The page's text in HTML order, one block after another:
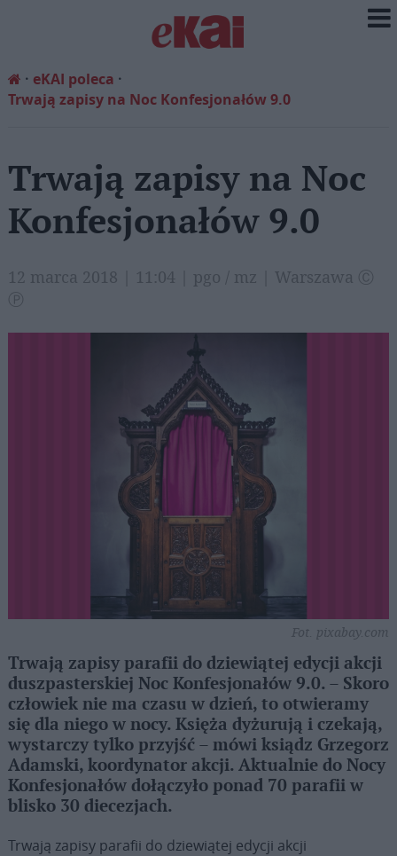
eKAI poleca
Trwają zapisy na Noc Konfesjonałów 9.0
Trwają zapisy na Noc
Konfesjonałów 9.0
12 marca 2018 | 11:04 | pgo / mz | Warszawa Ⓒ
Ⓟ
Fot. pixabay.com
Trwają zapisy parafii do dziewiątej edycji akcji
duszpasterskiej Noc Konfesjonałów 9.0. – Skoro
człowiek nie ma czasu w dzień, to otwieramy
się dla niego w nocy. Księża dyżurują i czekają,
wystarczy tylko przyjść – mówi ksiądz Grzegorz
Adamski, koordynator akcji. Aktualnie do Nocy
Konfesjonałów dołączyło ponad 70 parafii w
blisko 30 diecezjach.
Trwają zapisy parafii do dziewiątej edycji akcji